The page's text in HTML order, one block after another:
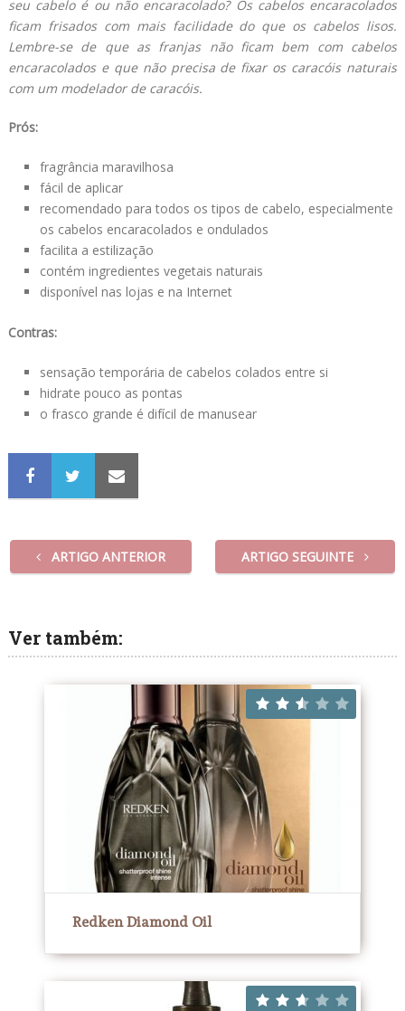
seu cabelo é ou não encaracolado? Os cabelos encaracolados
ficam frisados com mais facilidade do que os cabelos lisos.
Lembre-se de que as franjas não ficam bem com cabelos
encaracolados e que não precisa de fixar os caracóis naturais
com um modelador de caracóis.
Prós:
fragrância maravilhosa
fácil de aplicar
recomendado para todos os tipos de cabelo, especialmente
os cabelos encaracolados e ondulados
facilita a estilização
contém ingredientes vegetais naturais
disponível nas lojas e na Internet
Contras:
sensação temporária de cabelos colados entre si
hidrate pouco as pontas
o frasco grande é difícil de manusear
ARTIGO ANTERIOR ARTIGO SEGUINTE
Ver também:
Redken Diamond Oil